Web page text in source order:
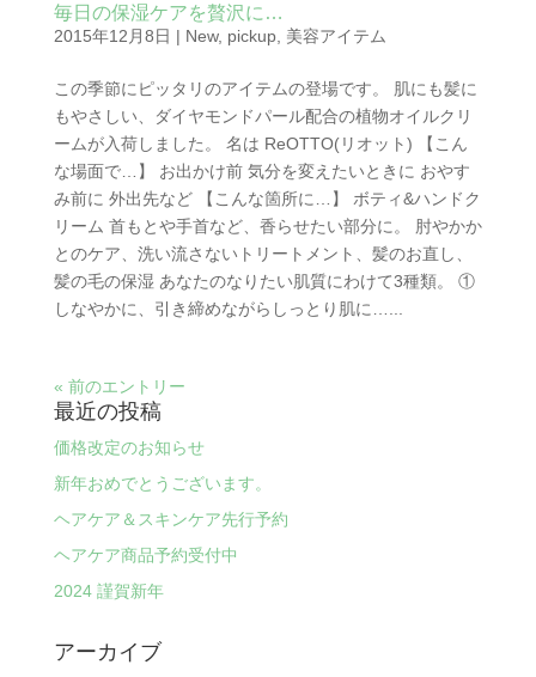
毎日の保湿ケアを贅沢に…
2015年12月8日 | New, pickup, 美容アイテム
この季節にピッタリのアイテムの登場です。 肌にも髪に
もやさしい、ダイヤモンドパール配合の植物オイルクリ
ームが入荷しました。 名は ReOTTO(リオット) 【こん
な場面で…】 お出かけ前 気分を変えたいときに おやす
み前に 外出先など 【こんな箇所に…】 ボティ&ハンドク
リーム 首もとや手首など、香らせたい部分に。 肘やかか
とのケア、洗い流さないトリートメント、髪のお直し、
髪の毛の保湿 あなたのなりたい肌質にわけて3種類。 ①
しなやかに、引き締めながらしっとり肌に…...
« 前のエントリー
最近の投稿
価格改定のお知らせ
新年おめでとうございます。
ヘアケア＆スキンケア先行予約
ヘアケア商品予約受付中
2024 謹賀新年
アーカイブ